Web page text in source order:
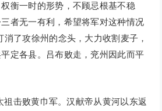
衡一时的形势，不顾忌根基不稳
者无一有利，希望将军对这种情况
消了攻徐州的念头，大力收割麦子，
定各县。吕布败走，兖州因此而平
击败黄巾军。汉献帝从黄河以东返